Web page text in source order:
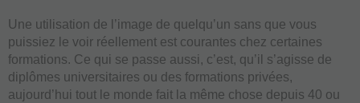
Une utilisation de l’image de quelqu’un sans que vous
puissiez le voir réellement est courantes chez certaines
formations. Ce qui se passe aussi, c’est, qu’il s’agisse de
diplômes universitaires ou des formations privées,
aujourd’hui tout le monde fait la même chose depuis 40 ou